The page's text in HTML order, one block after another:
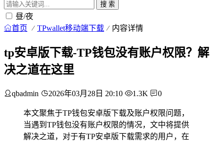
搜 索
昼/夜
首页 TPwallet移动端下载 内容详情
tp安卓版下载-TP钱包没有账户权限？解
决之道在这里
qbadmin 2026年03月28日 20:10 1.3K 0
本文聚焦于TP钱包安卓版下载及账户权限问题，
当遇到TP钱包没有账户权限的情况，文中将提供
解决之道，对于有TP安卓版下载需求的用户，在